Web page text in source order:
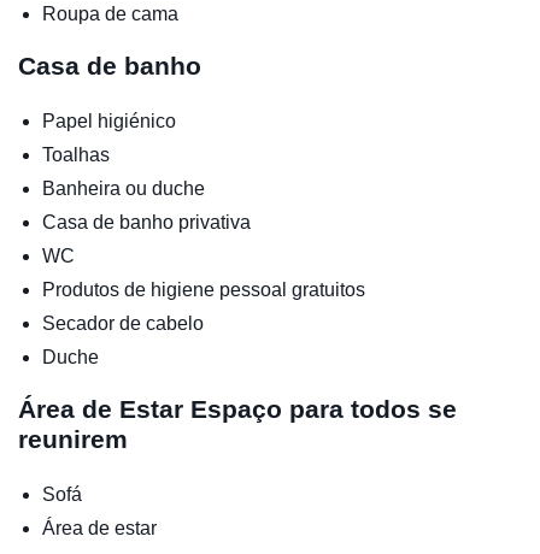
Roupa de cama
Casa de banho
Papel higiénico
Toalhas
Banheira ou duche
Casa de banho privativa
WC
Produtos de higiene pessoal gratuitos
Secador de cabelo
Duche
Área de Estar Espaço para todos se
reunirem
Sofá
Área de estar